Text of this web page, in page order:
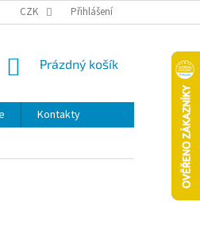
OD KUPNÍ SMLOUVY A REKLAMACE
CZK Přihlášení
NÁKUPNÍ
Prázdný košík
Kontakty